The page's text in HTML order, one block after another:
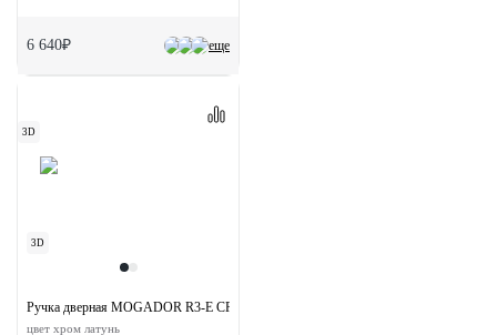
еще
6 640₽
3D
3D
Ручка дверная MOGADOR R3-E CRO на круглой розетке
цвет хром латунь